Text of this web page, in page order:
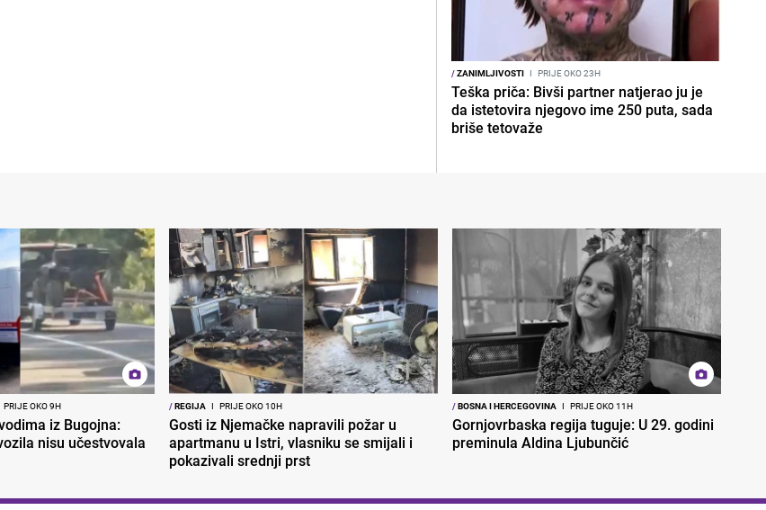
/ZANIMLJIVOSTI I PRIJE OKO 23H
Teška priča: Bivši partner natjerao ju je
da istetovira njegovo ime 250 puta, sada
briše tetovaže
PRIJE OKO 9H
iz Bugojna:
nisu učestvovala
/REGIJA I PRIJE OKO 10H
Gosti iz Njemačke napravili požar u
apartmanu u Istri, vlasniku se smijali i
pokazivali srednji prst
/BOSNA I HERCEGOVINA I PRIJE OKO 11H
Gornjovrbaska regija tuguje: U 29. godini
preminula Aldina Ljubunčić